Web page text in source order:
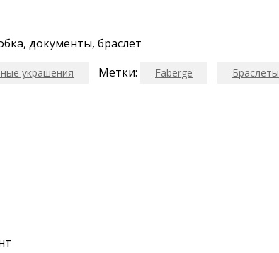
документы, браслет
украшения Метки: Faberge Браслеты